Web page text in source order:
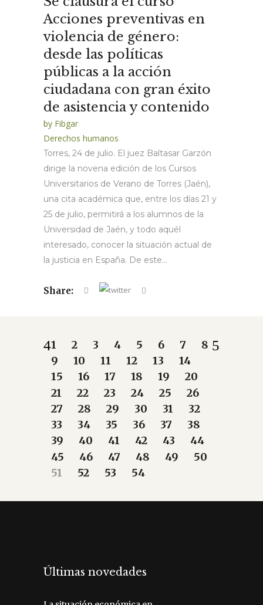
Acciones preventivas en
violencia de género:
desde las políticas
públicas a la acción
ciudadana con gran éxito
de asistencia y contenido
by Fibgar
Derechos humanos
Torres, 24 de julio. El juez Baltasar Garzón
dirige la novena edición de los Cursos
Universitarios de Verano de Torres (Jaén),
una cita académica que, entre los días 21 y
25 de julio, permitirá a los alumnos de la
Universidad de Jaén, y todo aquél
interesado, conocer la situación actual de
la justicia en España. De este...
Share:
1 2 3 4 5 6 7
8
9
10 11 12 13
14
15
16 17 18 19
20
21
22 23 24 25
26
27
28 29 30 31
32
33
34 35 36 37
38
39
40 41 42 43
44
45
46 47 48 49
50
51
52 53 54
Últimas novedades